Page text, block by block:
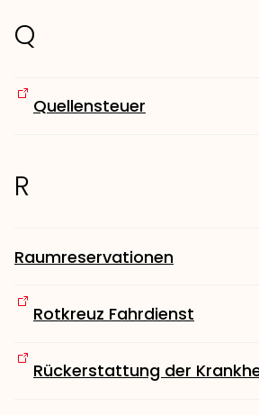
Q
Quellensteuer
R
Raumreservationen
Rotkreuz Fahrdienst
Rückerstattung der